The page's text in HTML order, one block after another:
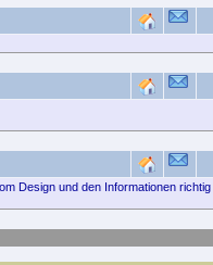
Design und den Informationen richtig